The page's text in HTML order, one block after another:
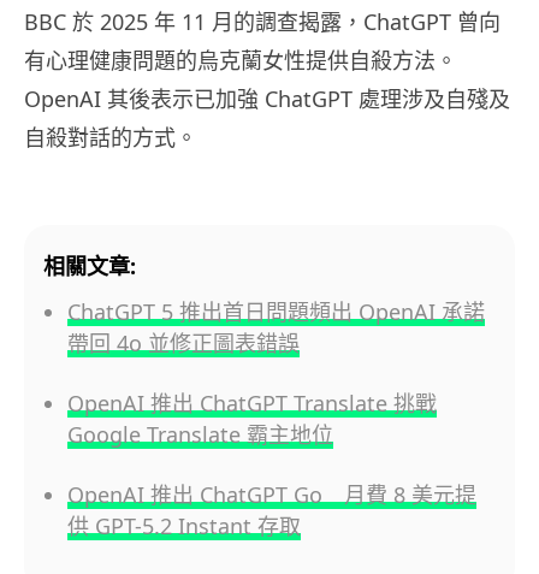
BBC 於 2025 年 11 月的調查揭露，ChatGPT 曾向
有心理健康問題的烏克蘭女性提供自殺方法。
OpenAI 其後表示已加強 ChatGPT 處理涉及自殘及
自殺對話的方式。
相關文章:
ChatGPT 5 推出首日問題頻出 OpenAI 承諾
帶回 4o 並修正圖表錯誤
OpenAI 推出 ChatGPT Translate 挑戰
Google Translate 霸主地位
OpenAI 推出 ChatGPT Go 月費 8 美元提
供 GPT-5.2 Instant 存取